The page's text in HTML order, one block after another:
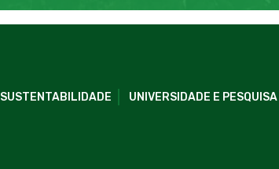
SUSTENTABILIDADE UNIVERSIDADE E PESQUISA